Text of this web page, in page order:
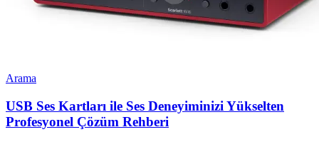
Arama
USB Ses Kartları ile Ses Deneyiminizi Yükselten
Profesyonel Çözüm Rehberi